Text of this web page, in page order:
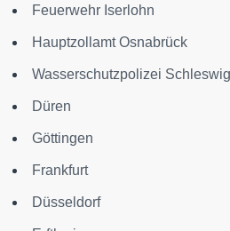
Feuerwehr Iserlohn
Hauptzollamt Osnabrück
Wasserschutzpolizei
Düren
Göttingen
Frankfurt
Düsseldorf